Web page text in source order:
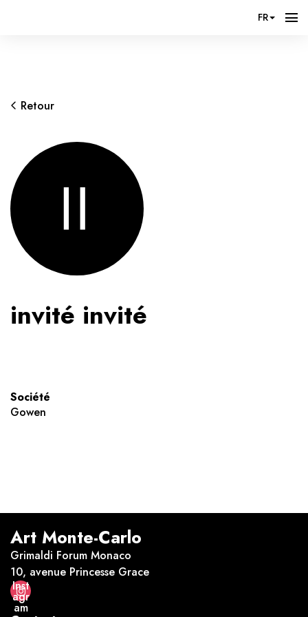
FR
Retour
invité invité
Société
Gowen
Art Monte-Carlo
Grimaldi Forum Monaco
10, avenue Princesse Grace
Inst
agr
am